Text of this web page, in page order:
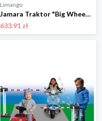
Limango
Jamara Traktor "Big Wheel" w kolorze zielonym - 3+ rozmiar: onesize
633.91 zł